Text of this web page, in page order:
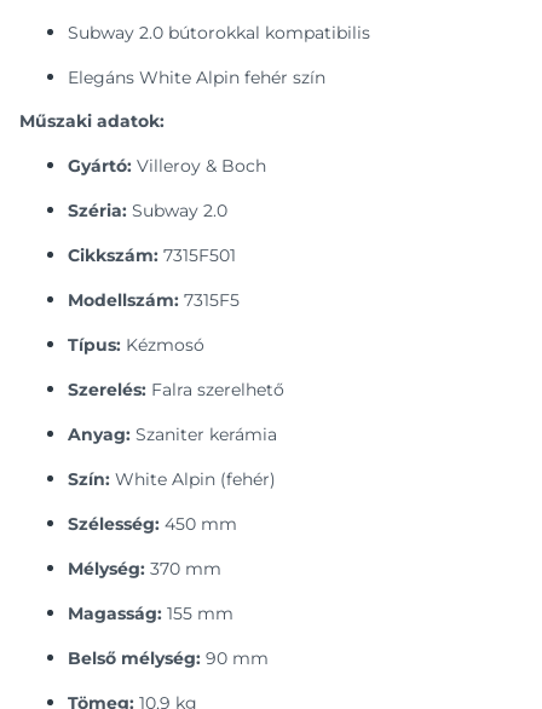
Subway 2.0 bútorokkal kompatibilis
Elegáns White Alpin fehér szín
Műszaki adatok:
Gyártó: Villeroy & Boch
Széria: Subway 2.0
Cikkszám: 7315F501
Modellszám: 7315F5
Típus: Kézmosó
Szerelés: Falra szerelhető
Anyag: Szaniter kerámia
Szín: White Alpin (fehér)
Szélesség: 450 mm
Mélység: 370 mm
Magasság: 155 mm
Belső mélység: 90 mm
Tömeg: 10,9 kg